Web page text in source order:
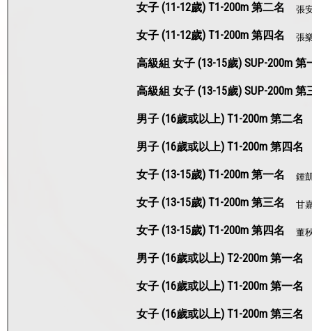
女子 (11-12歲) T1-200m 第二名 張
女子 (11-12歲) T1-200m 第四名 張
高級組 女子 (13-15歲) SUP-200m 第
高級組 女子 (13-15歲) SUP-200m 第
男子 (16歲或以上) T1-200m 第二名
男子 (16歲或以上) T1-200m 第四名
女子 (13-15歲) T1-200m 第一名 鍾
女子 (13-15歲) T1-200m 第三名 甘
女子 (13-15歲) T1-200m 第四名 董
男子 (16歲或以上) T2-200m 第一名
女子 (16歲或以上) T1-200m 第一名
女子 (16歲或以上) T1-200m 第三名